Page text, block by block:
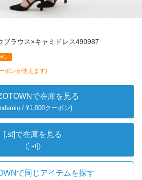
ブラウス×キャミドレス490987
ン
ポンが使えます)
で在庫を見る
/ ¥1,000クーポン)
[.st]で在庫を見る
([.st])
で同じアイテムを探す